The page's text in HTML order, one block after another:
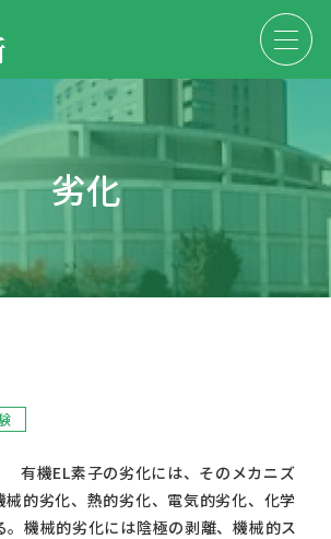
EN JP
劣化
械的劣化、熱的劣化、電気的劣化、化学
。機械的劣化には陰極の剥離、機械的ス